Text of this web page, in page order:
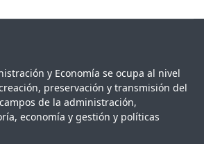
y Economía se ocupa al nivel
preservación y transmisión del
de la administración,
economía y gestión y políticas